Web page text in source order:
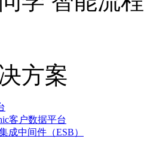
方案
客户数据平台
成中间件（ESB）